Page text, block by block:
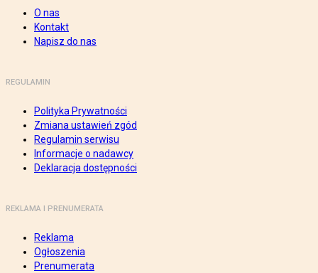
O nas
Kontakt
Napisz do nas
REGULAMIN
Polityka Prywatności
Zmiana ustawień zgód
Regulamin serwisu
Informacje o nadawcy
Deklaracja dostępności
REKLAMA I PRENUMERATA
Reklama
Ogłoszenia
Prenumerata